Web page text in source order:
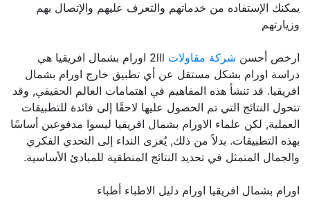
يمكنك الإستفاده من خدماتهم والتعرف عليهم والإتصال بهم
وزيارتهم
ارخص أحسنشركة مقاولات
2lll اورام بشمال افريقيا هي
دراسة اورام بشكل مستقل عن أي تطبيق خارج اورام بشمال
افريقيا. قد تنشأ هذه المفاهيم في اهتمامات العالم الحقيقي, وقد
تتحول النتائج التي تم الحصول عليها لاحقًا إلى فائدة للتطبيقات
العملية, لكن علماء الاورام بشمال افريقيا ليسوا مدفوعين أساسًا
بهذه التطبيقات. بدلاً من ذلك, يُعزى النداء إلى التحدي الفكري
والجمال المتمثل في تحديد النتائج المنطقية للمبادئ الأساسية.
اورام بشمال افريقيا اورام دليل الاطباء أطباء